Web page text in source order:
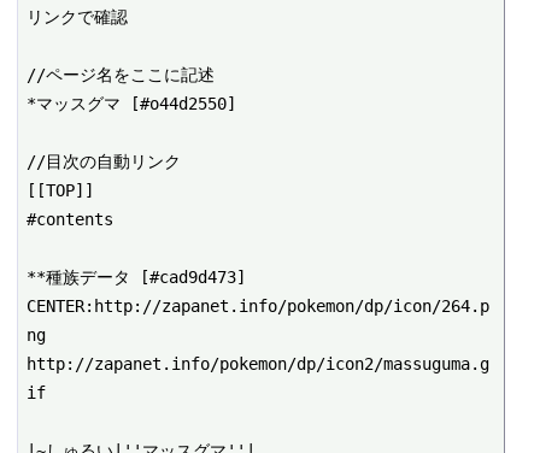
リンクで確認
//ページ名をここに記述
*マッスグマ [#o44d2550]
//目次の自動リンク
[[TOP]]
#contents
**種族データ [#cad9d473]
CENTER:http://zapanet.info/pokemon/dp/icon/264.p
ng
http://zapanet.info/pokemon/dp/icon2/massuguma.g
if